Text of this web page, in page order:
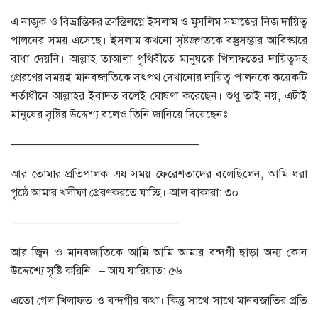
এ নাজুক ও বিভ্রান্তিকর ক্রান্তিলগ্নে ইসলাম ও মুসলিম সমাজের নিজ দায়িত্ব
পালনের সময় এসেছে। ইসলাম কখনো সৃষ্টজগতকে বস্তুসম্ভার আবিস্কারে
বাধা দেয়নি। আল্লাহ তাআলা পৃথিবীতে মানুষকে খিলাফতের দায়িত্বসহ
প্রেরণের সময়ই মানবজাতিকে সৎপথ দেখানোর দায়িত্ব পালনকে কয়েকটি
শর্তাধীনে আল্লাহর ইবাদত বলেই ঘোষণা করেছেন। শুধু তাই নয়, এটাই
মানুষের সৃষ্টির উদ্দেশ্য বলেও তিনি জানিয়ে দিয়েছেনঃ
————————————————–
আর তোমার প্রতিপালক এয সময় ফেরেশতাদের বলেছিলেন, আমি ধরা
পৃষ্ঠে আমার খলীফা প্রেরণকরতে যাচ্ছি।-আল বাকারা: ৩০
——————————————–
আর জ্বিন ও মানবজাতিকে আমি আমি আমার বন্দগী ছাড়া অন্য কোন
উদ্দেশ্যে সৃষ্টি করিনি। – আয যারিয়াত: ৫৬
এতো গেল খিলাফত ও বন্দগীর কথা। কিন্তু সাথে সাথে মানবজাতির প্রতি